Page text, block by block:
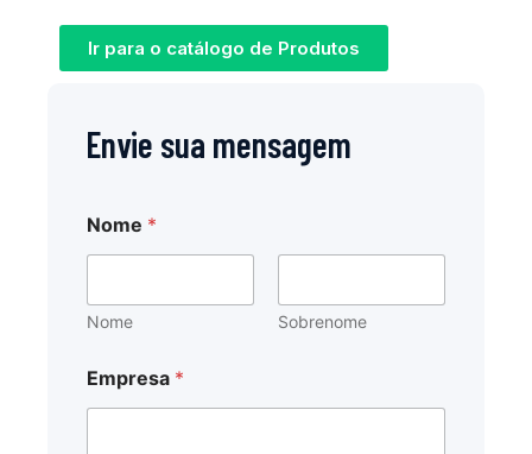
Ir para o catálogo de Produtos
Envie sua mensagem
Nome *
Nome Sobrenome
C
o
Empresa *